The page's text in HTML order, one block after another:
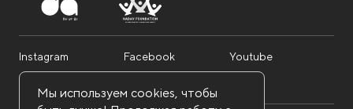
Мы используем cookies, чтобы
Instagram Facebook Youtube